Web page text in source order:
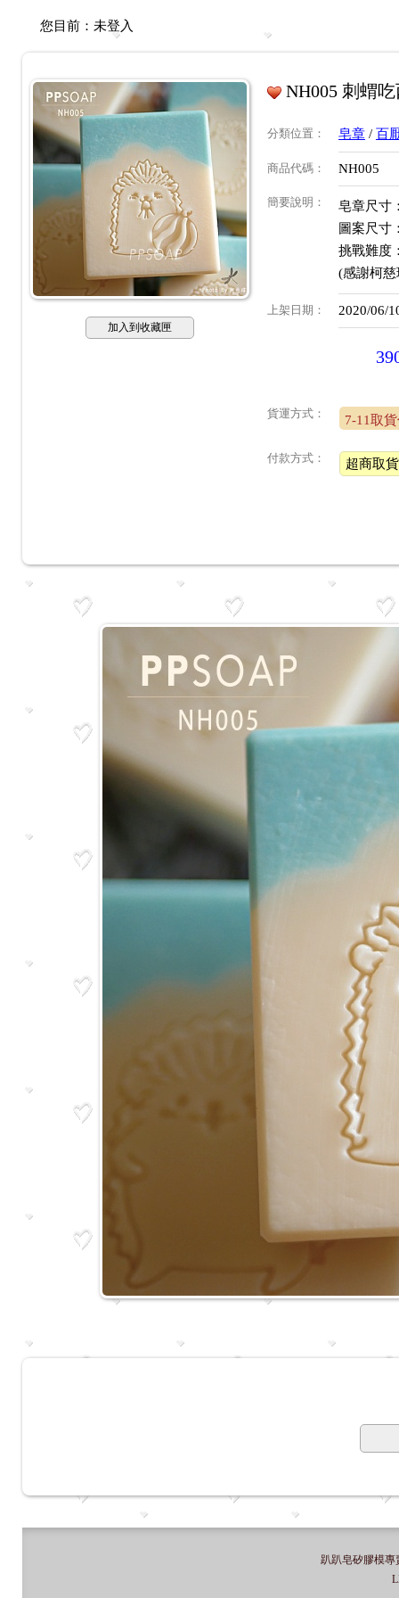
您目前： 未登入
加入到收藏匣
NH005 刺蝟
分類位置 ： 皂章 / 百
商品代碼 ： NH005
簡要說明 ：
皂章尺寸
圖案尺寸
挑戰難
(感謝柯
上架日期 ： 2020/06/
貨運方式： 7-11取
付款方式： 超商取貨
趴趴皂矽膠模專